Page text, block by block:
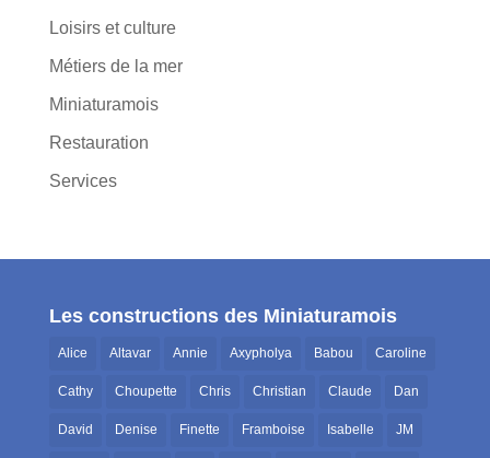
Loisirs et culture
Métiers de la mer
Miniaturamois
Restauration
Services
Les constructions des Miniaturamois
Alice Altavar Annie Axypholya Babou Caroline
Cathy Choupette Chris Christian Claude Dan
David Denise Finette Framboise Isabelle JM